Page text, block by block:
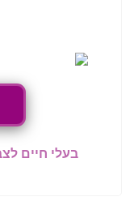
בעלי חיים